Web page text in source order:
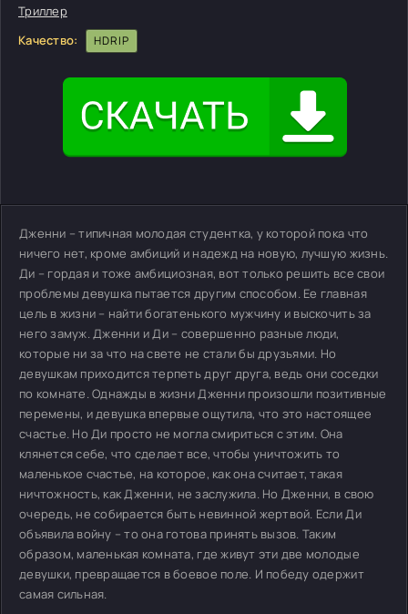
Триллер
Качество:
HDRIP
Дженни – типичная молодая студентка, у которой пока что
ничего нет, кроме амбиций и надежд на новую, лучшую жизнь.
Ди – гордая и тоже амбициозная, вот только решить все свои
проблемы девушка пытается другим способом. Ее главная
цель в жизни – найти богатенького мужчину и выскочить за
него замуж. Дженни и Ди – совершенно разные люди,
которые ни за что на свете не стали бы друзьями. Но
девушкам приходится терпеть друг друга, ведь они соседки
по комнате. Однажды в жизни Дженни произошли позитивные
перемены, и девушка впервые ощутила, что это настоящее
счастье. Но Ди просто не могла смириться с этим. Она
клянется себе, что сделает все, чтобы уничтожить то
маленькое счастье, на которое, как она считает, такая
ничтожность, как Дженни, не заслужила. Но Дженни, в свою
очередь, не собирается быть невинной жертвой. Если Ди
объявила войну – то она готова принять вызов. Таким
образом, маленькая комната, где живут эти две молодые
девушки, превращается в боевое поле. И победу одержит
самая сильная.